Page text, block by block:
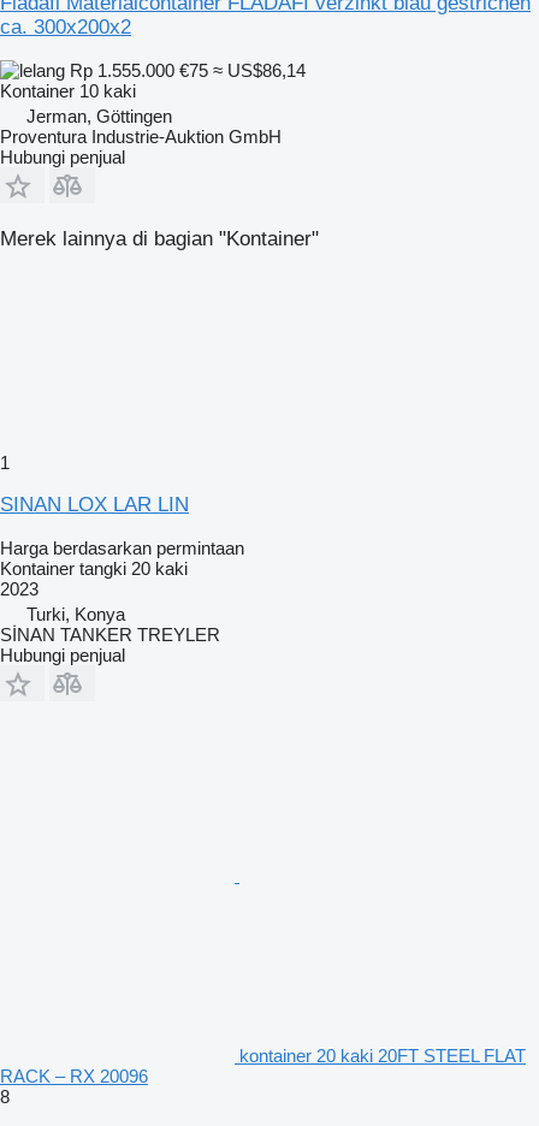
ca. 300x200x2
Rp 1.555.000 €75 ≈ US$86,14
Kontainer 10 kaki
Jerman, Göttingen
Proventura Industrie-Auktion GmbH
Hubungi penjual
Merek lainnya di bagian "Kontainer"
1
SINAN LOX LAR LIN
Harga berdasarkan permintaan
Kontainer tangki 20 kaki
2023
Turki, Konya
SİNAN TANKER TREYLER
Hubungi penjual
kontainer 20 kaki 20FT STEEL FLAT
RACK – RX 20096
8